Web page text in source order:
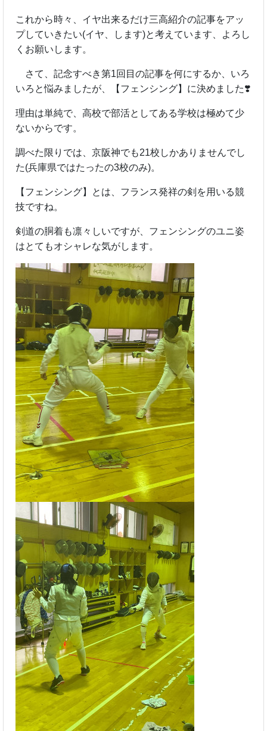
これから時々、イヤ出来るだけ三高紹介の記事をアッ
プしていきたい(イヤ、します)と考えています、よろし
くお願いします。
さて、記念すべき第1回目の記事を何にするか、いろ
いろと悩みましたが、【フェンシング】に決めました❣️
理由は単純で、高校で部活としてある学校は極めて少
ないからです。
調べた限りでは、京阪神でも21校しかありませんでし
た(兵庫県ではたったの3校のみ)。
【フェンシング】とは、フランス発祥の剣を用いる競
技ですね。
剣道の胴着も凛々しいですが、フェンシングのユニ姿
はとてもオシャレな気がします。